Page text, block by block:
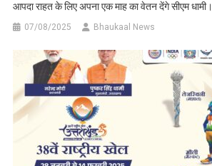
आपदा राहत के लिए अपना एक माह का वेतन देंगे सीएम धामी।
07/08/2025 Bhaukaal News